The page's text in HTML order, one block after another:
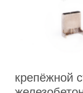
крепёжной